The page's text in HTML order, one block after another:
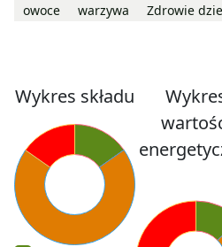
owoce warzywa Zdrowie
Wykres składu